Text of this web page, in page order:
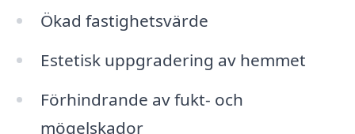
Ökad fastighetsvärde
Estetisk uppgradering av hemmet
Förhindrande av fukt- och
mögelskador